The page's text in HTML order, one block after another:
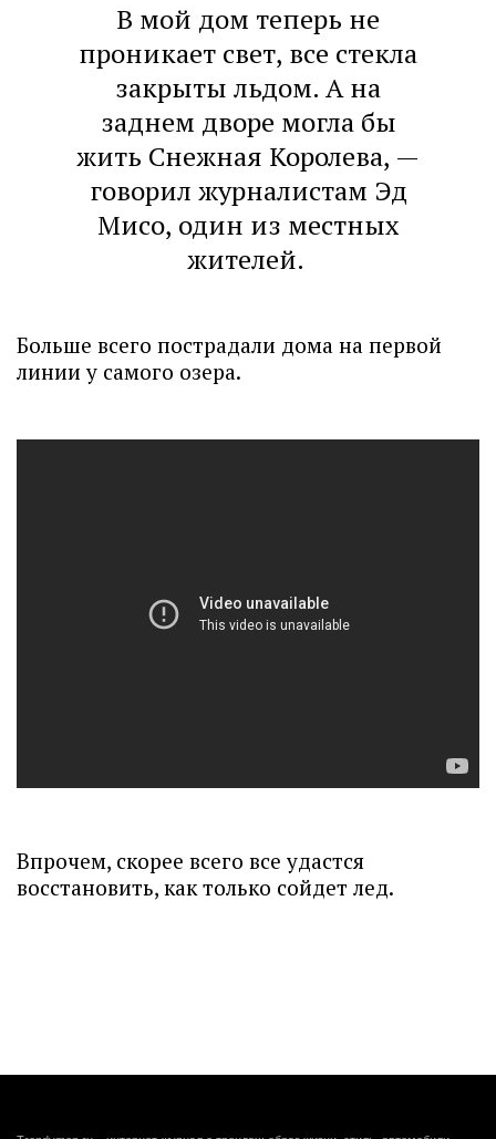
В мой дом теперь не
проникает свет, все стекла
закрыты льдом. А на
заднем дворе могла бы
жить Снежная Королева, —
говорил журналистам Эд
Мисо, один из местных
жителей.
Больше всего пострадали дома на первой
линии у самого озера.
Впрочем, скорее всего все удастся
восстановить, как только сойдет лед.